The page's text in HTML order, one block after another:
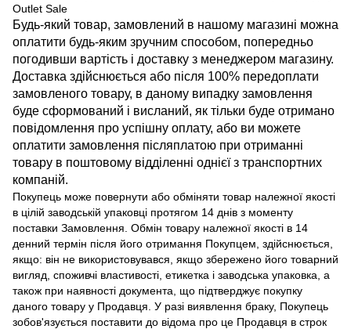
Outlet Sale
Будь-який товар, замовлений в нашому магазині можна
оплатити будь-яким зручним способом, попередньо
погодивши вартість і доставку з менеджером магазину.
Доставка здійснюється або після 100% передоплати
замовленого товару, в даному випадку замовлення
буде сформований і висланий, як тільки буде отримано
повідомлення про успішну оплату, або ви можете
оплатити замовлення післяплатою при отриманні
товару в поштовому відділенні однієї з транспортних
компаній.
Покупець може повернути або обміняти товар належної якості
в цілій заводській упаковці протягом 14 днів з моменту
поставки Замовлення. Обмін товару належної якості в 14
денний термін після його отримання Покупцем, здійснюється,
якщо: він не використовувався, якщо збережено його товарний
вигляд, споживчі властивості, етикетка і заводська упаковка, а
також при наявності документа, що підтверджує покупку
даного товару у Продавця. У разі виявлення браку, Покупець
зобов'язується поставити до відома про це Продавця в строк